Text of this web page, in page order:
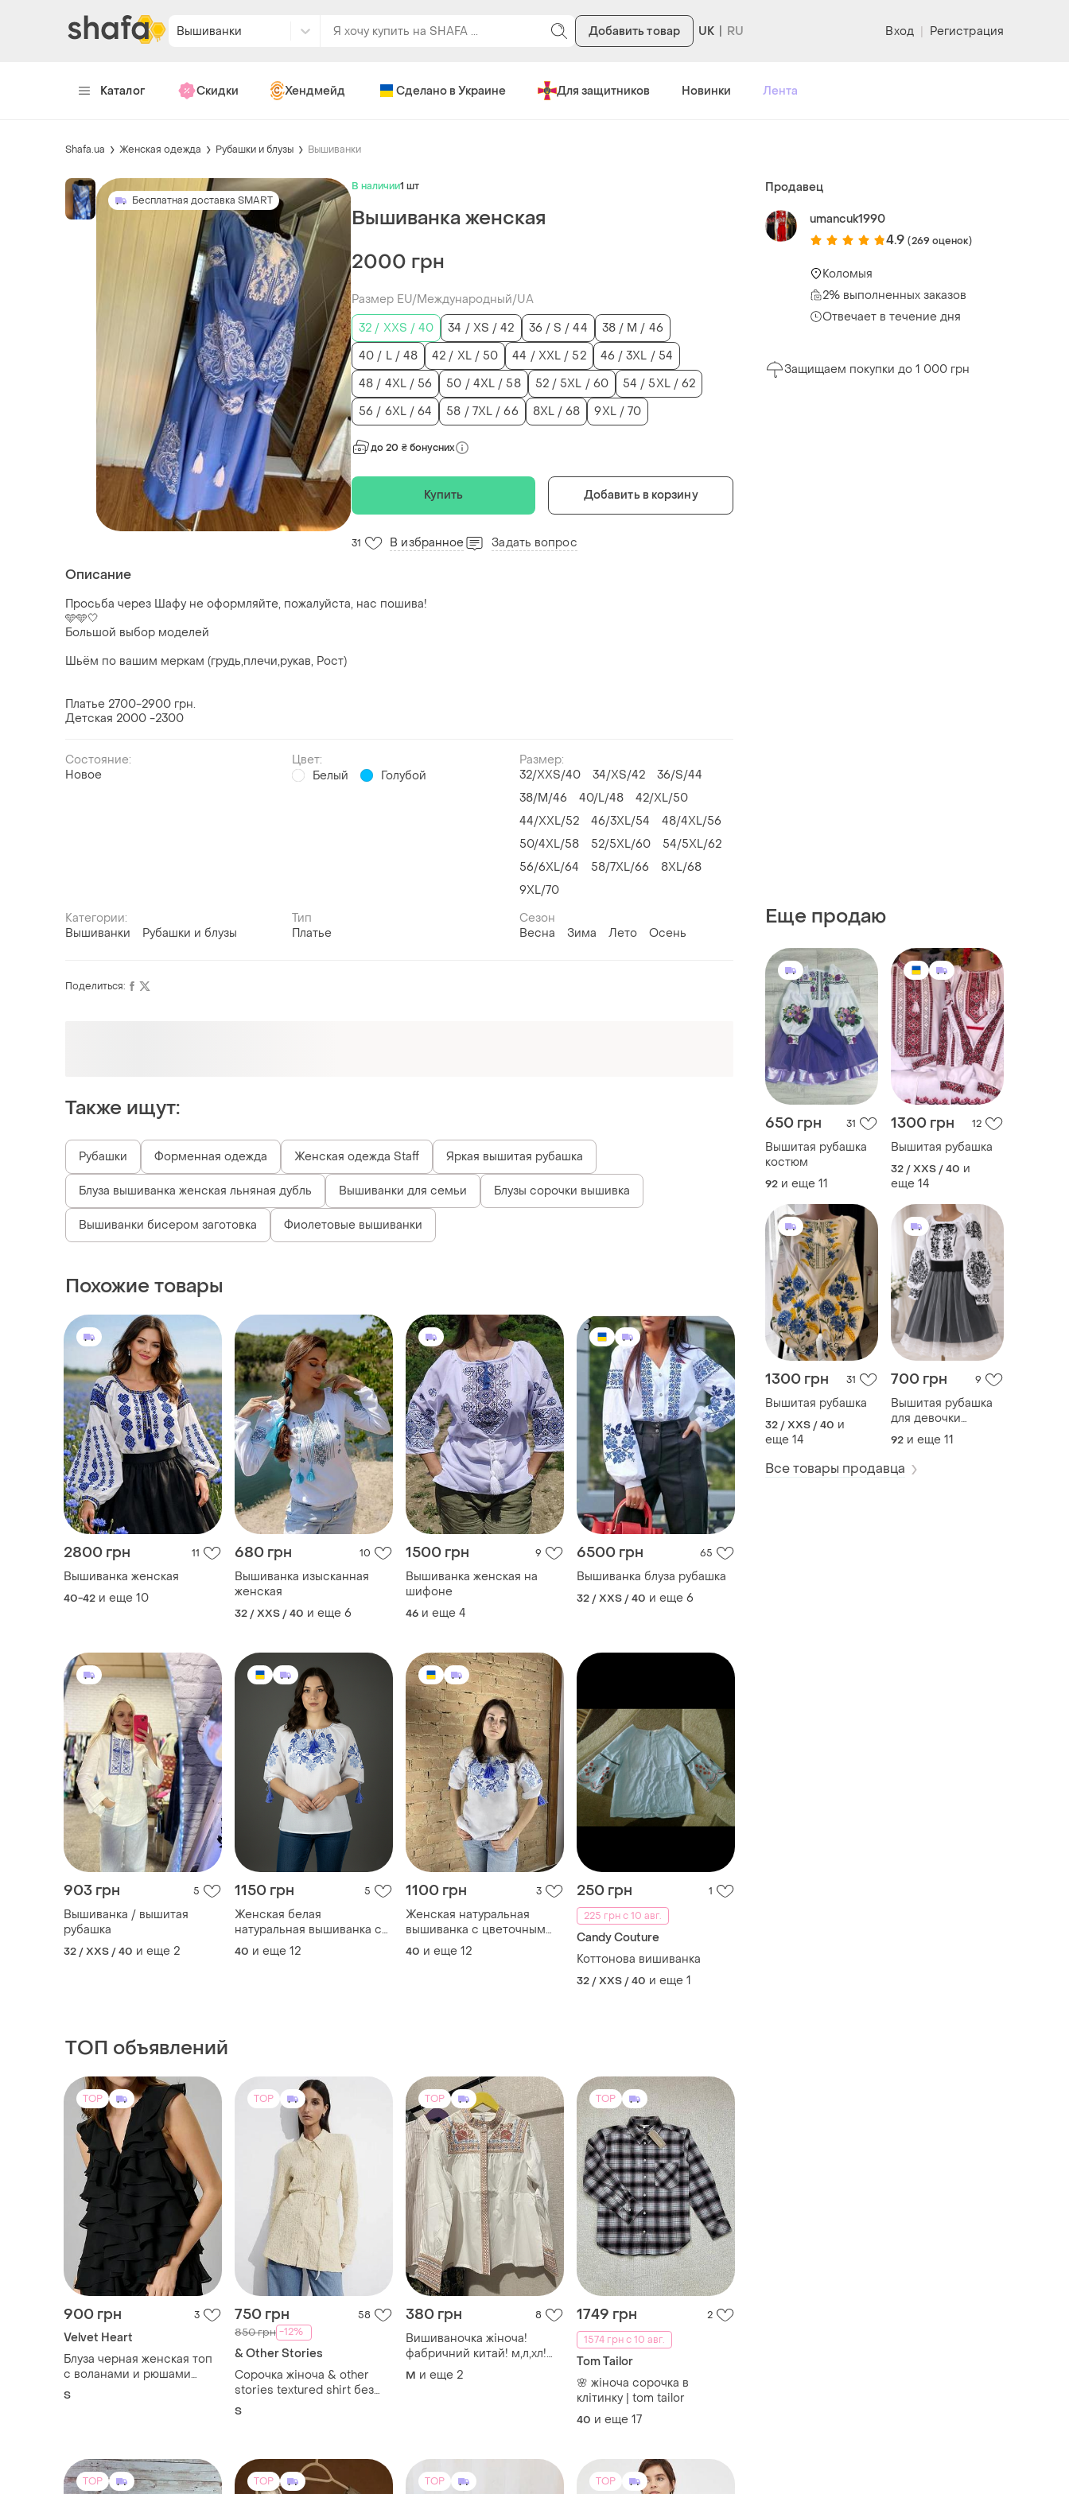
Вышиванки Добавить товар UK Вход | Регистрация
Каталог Скидки Хендмейд Сделано в Украине Для защитников Новинки Лента
Shafa.ua Женская одежда Рубашки и блузы Вышиванки
Бесплатная доставка SMART
В наличии1 шт
Вышиванка женская
2000 грн
Размер EU/Международный/UA
32 / XXS / 40
34 / XS / 42 36 / S / 44
38 / M / 46
40 / L / 48
42 / XL / 50 44 / XXL / 52
46 / 3XL / 54
48 / 4XL / 56
50 / 4XL / 58 52 / 5XL / 60
54 / 5XL / 62
56 / 6XL / 64
58 / 7XL / 66 8XL / 68 9XL / 70
до 20 ₴ бонусних
Купить Добавить в корзину
31 В избранное Задать вопрос
Описание
Просьба через Шафу не оформляйте, пожалуйста, нас пошива!
🩵🩵🤍
Большой выбор моделей
Шьём по вашим меркам (грудь,плечи,рукав, Рост)
Платье 2700-2900 грн.
Детская 2000 -2300
Состояние:
Новое
Цвет:
Белый
Голубой
Размер:
32/XXS/40
34/XS/42
36/S/44
38/M/46
40/L/48
42/XL/50
44/XXL/52
46/3XL/54
48/4XL/56
50/4XL/58
52/5XL/60
54/5XL/62
56/6XL/64
58/7XL/66
8XL/68
9XL/70
Категории:
Вышиванки
Рубашки и блузы
Тип
Платье
Сезон
Весна
Зима Лето Осень
Продавец
umancuk1990
4.9 (269 оценок)
Коломыя
2% выполненных заказов
Отвечает в течение дня
Защищаем покупки до 1 000 грн
Еще продаю
650 грн 31
Вышитая рубашка
костюм
92 и еще 11
1300 грн 12
Вышитая рубашка
32 / XXS / 40 и
еще 14
1300 грн 31
Вышитая рубашка
32 / XXS / 40 и
еще 14
700 грн 9
Вышитая рубашка
для девочки
костюм
92 и еще 11
Все товары продавца
Поделиться:
Также ищут:
Рубашки Форменная одежда Женская одежда Staff Яркая вышитая рубашка
Блуза вышиванка женская льняная дубль Вышиванки для семьи Блузы сорочки вышивка
Вышиванки бисером заготовка Фиолетовые вышиванки
Похожие товары
2800 грн 11
Вышиванка женская
40-42 и еще 10
680 грн 10
Вышиванка изысканная
женская
32 / XXS / 40 и еще 6
1500 грн 9
Вышиванка женская на
шифоне
46 и еще 4
6500 грн 65
Вышиванка блуза рубашка
32 / XXS / 40 и еще 6
903 грн 5
Вышиванка / вышитая
рубашка
32 / XXS / 40 и еще 2
1150 грн 5
Женская белая
натуральная вышиванка с
голубыми розами в
орнаменте
40 и еще 12
1100 грн 3
Женская натуральная
вышиванка с цветочным
орнаментом голубые розы
40 и еще 12
250 грн
1
225 грн с 10 авг.
Candy Couture
Коттонова вишиванка
32 / XXS / 40 и еще 1
ТОП объявлений
TOP
900 грн 3
Velvet Heart
Блуза черная женская топ
с воланами и рюшами
velvet
S
TOP
750 грн 58
850 грн -12%
& Other Stories
Сорочка жіноча & other
stories textured shirt без
пояса
S
TOP
380 грн 8
Вишиваночка жіноча!
фабричний китай! м,л,хл!
хлопок!
M и еще 2
TOP
1749 грн
2
1574 грн с 10 авг.
Tom Tailor
🌸 жіноча сорочка в
клітинку | tom tailor
40 и еще 17
TOP TOP TOP TOP